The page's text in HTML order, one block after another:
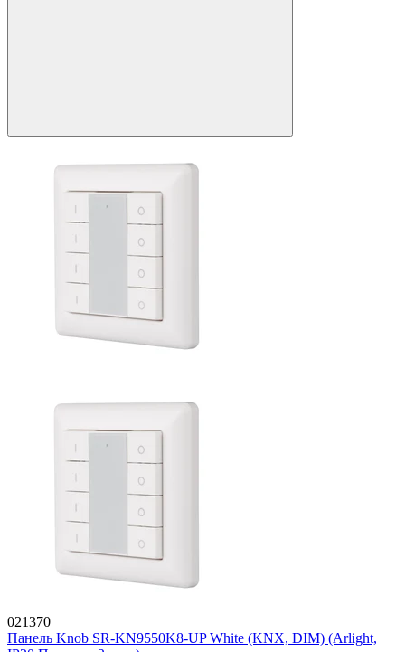
021370
Панель Knob SR-KN9550K8-UP White (KNX, DIM) (Arlight,